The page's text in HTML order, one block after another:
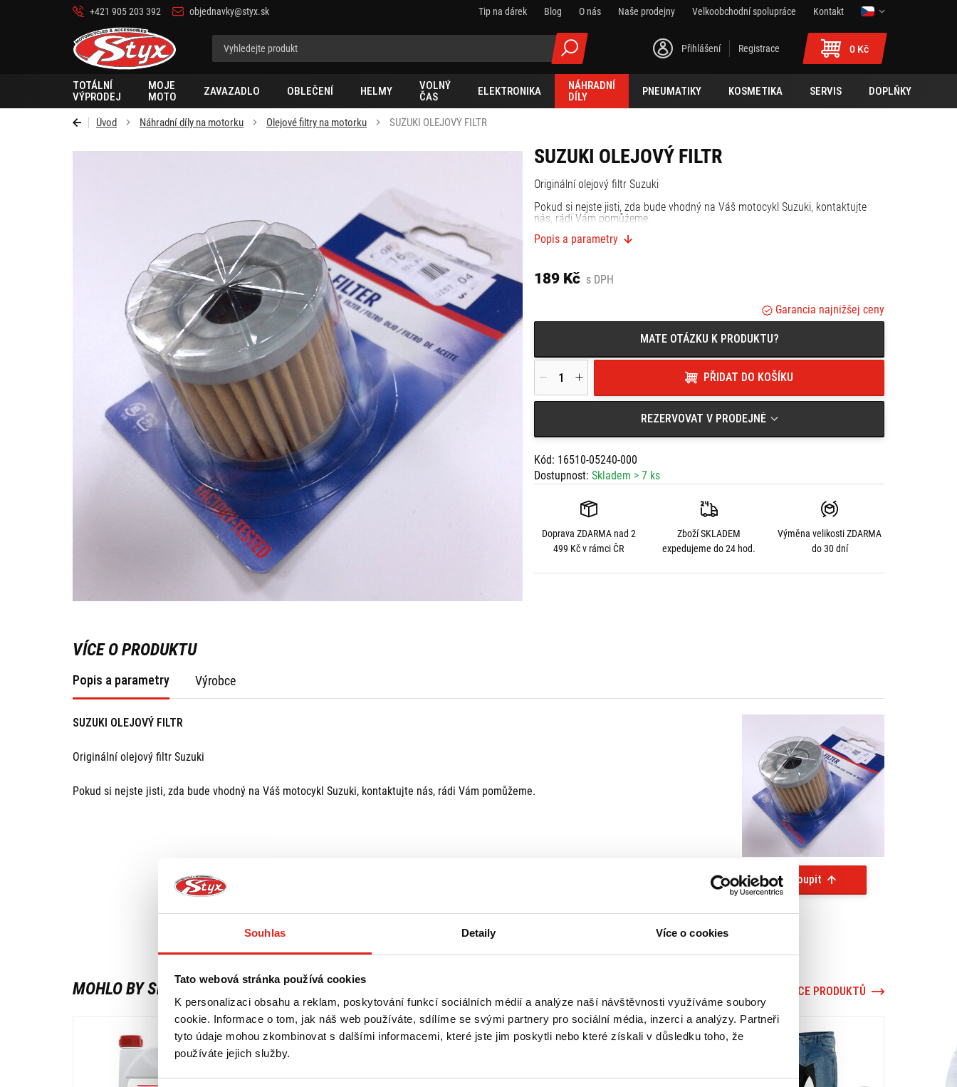
Souhlas Detaily Více o cookies
Tato webová stránka používá cookies
K personalizaci obsahu a reklam, poskytování funkcí sociálních médií a analýze naší návštěvnosti využíváme soubory
cookie. Informace o tom, jak náš web používáte, sdílíme se svými partnery pro sociální média, inzerci a analýzy. Partneři
tyto údaje mohou zkombinovat s dalšími informacemi, které jste jim poskytli nebo které získali v důsledku toho, že
používáte jejich služby.
+421 905 203 392 objednavky@styx.sk Tip na dárek Blog O nás Naše prodejny Velkoobchodní spolupráce
Kontakt
Styx-
cz
Přihlášení Registrace 0 Kč
TOTÁLNÍ
VÝPRODEJ
MOJE
MOTO
ZAVAZADLO OBLEČENÍ HELMY
VOLNÝ
ČAS
ELEKTRONIKA
NÁHRADNÍ
DÍLY
PNEUMATIKY KOSMETIKA SERVIS DOPLŇKY
Úvod Náhradní díly na motorku Olejové filtry na motorku SUZUKI OLEJOVÝ FILTR
SUZUKI OLEJOVÝ FILTR
Originální olejový filtr Suzuki
Pokud si nejste jisti, zda bude vhodný na Váš motocykl Suzuki, kontaktujte
nás, rádi Vám pomůžeme.
Popis a parametry
189 Kč s DPH
Garancia najnižšej ceny
MATE OTÁZKU K PRODUKTU?
PŘIDAT DO KOŠÍKU
REZERVOVAT V PRODEJNĚ
Kód: 16510-05240-000
Dostupnost: Skladem > 7 ks
Doprava ZDARMAnad 2
499 Kč v rámci ČR
Zboží SKLADEM
expedujeme do 24 hod.
Výměna velikostiZDARMA
do 30 dní
VÍCE O PRODUKTU
Popis a parametry Výrobce
SUZUKI OLEJOVÝ FILTR
Originální olejový filtr Suzuki
Pokud si nejste jisti, zda bude vhodný na Váš motocykl Suzuki, kontaktujte nás, rádi Vám pomůžeme.
Koupit
MOHLO BY SE VÁM LÍBIT VÍCE PRODUKTŮ